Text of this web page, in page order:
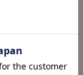
用いただけま